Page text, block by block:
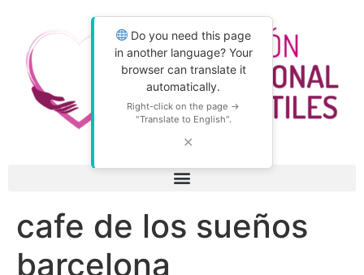
Do you need this page
in another language? Your
browser can translate it
automatically.
Right-click on the page →
"Translate to English".
✕
cafe de los sueños
barcelona